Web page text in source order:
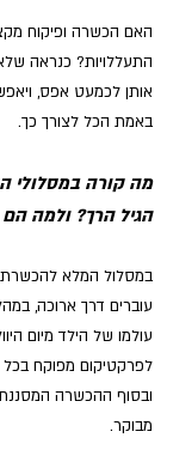
האם הכשרה ופיקוח
התעללויות? כנראה
אותן לכמעט אפס,
באמת הכל לצורך כך.
מה קורה במסלולי
הגיל הרך? ולמה
במסלול המלא להכשרת
עוברים דרך ארוכה,
עולמו של הילד מיום
לפרקטיקום מפוקח בכל
ובסוף ההכשרה
מבוקר.